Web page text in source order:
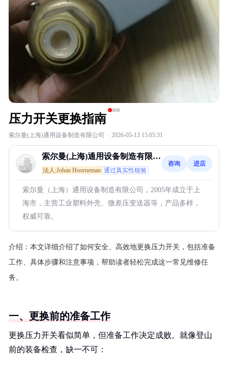
压力开关更换指南
索尔曼(上海)通用设备制造有限公司 · 2026-05-13 15:05:31
索尔曼(上海)通用设备制造有限公
司
法人:Johan Hoorneman 通过真实性核验
咨询 进店
索尔曼（上海）通用设备制造有限公司，2005年成立于上
海市，主营工业塑料外壳、微差压变送器等，产品多样，
权威可靠。
介绍： 本文详细介绍了如何安全、高效地更换压力开关，包括准备
工作、具体步骤和注意事项，帮助读者轻松完成这一常见维修任
务。
一、更换前的准备工作
更换压力开关看似简单，但准备工作决定成败。就像登山
前的装备检查，缺一不可：